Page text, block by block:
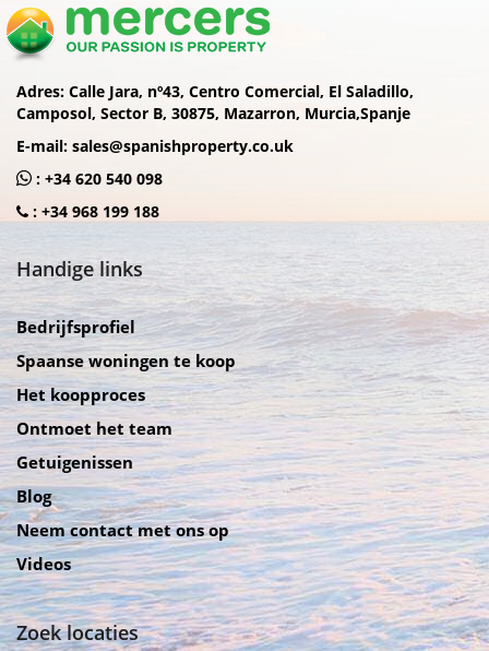
Adres: Calle Jara, nº43, Centro Comercial, El Saladillo,
Camposol, Sector B, 30875, Mazarron, Murcia,Spanje
E-mail: sales@spanishproperty.co.uk
: +34 620 540 098
: +34 968 199 188
Handige links
Bedrijfsprofiel
Spaanse woningen te koop
Het koopproces
Ontmoet het team
Getuigenissen
Blog
Neem contact met ons op
Videos
Zoek locaties